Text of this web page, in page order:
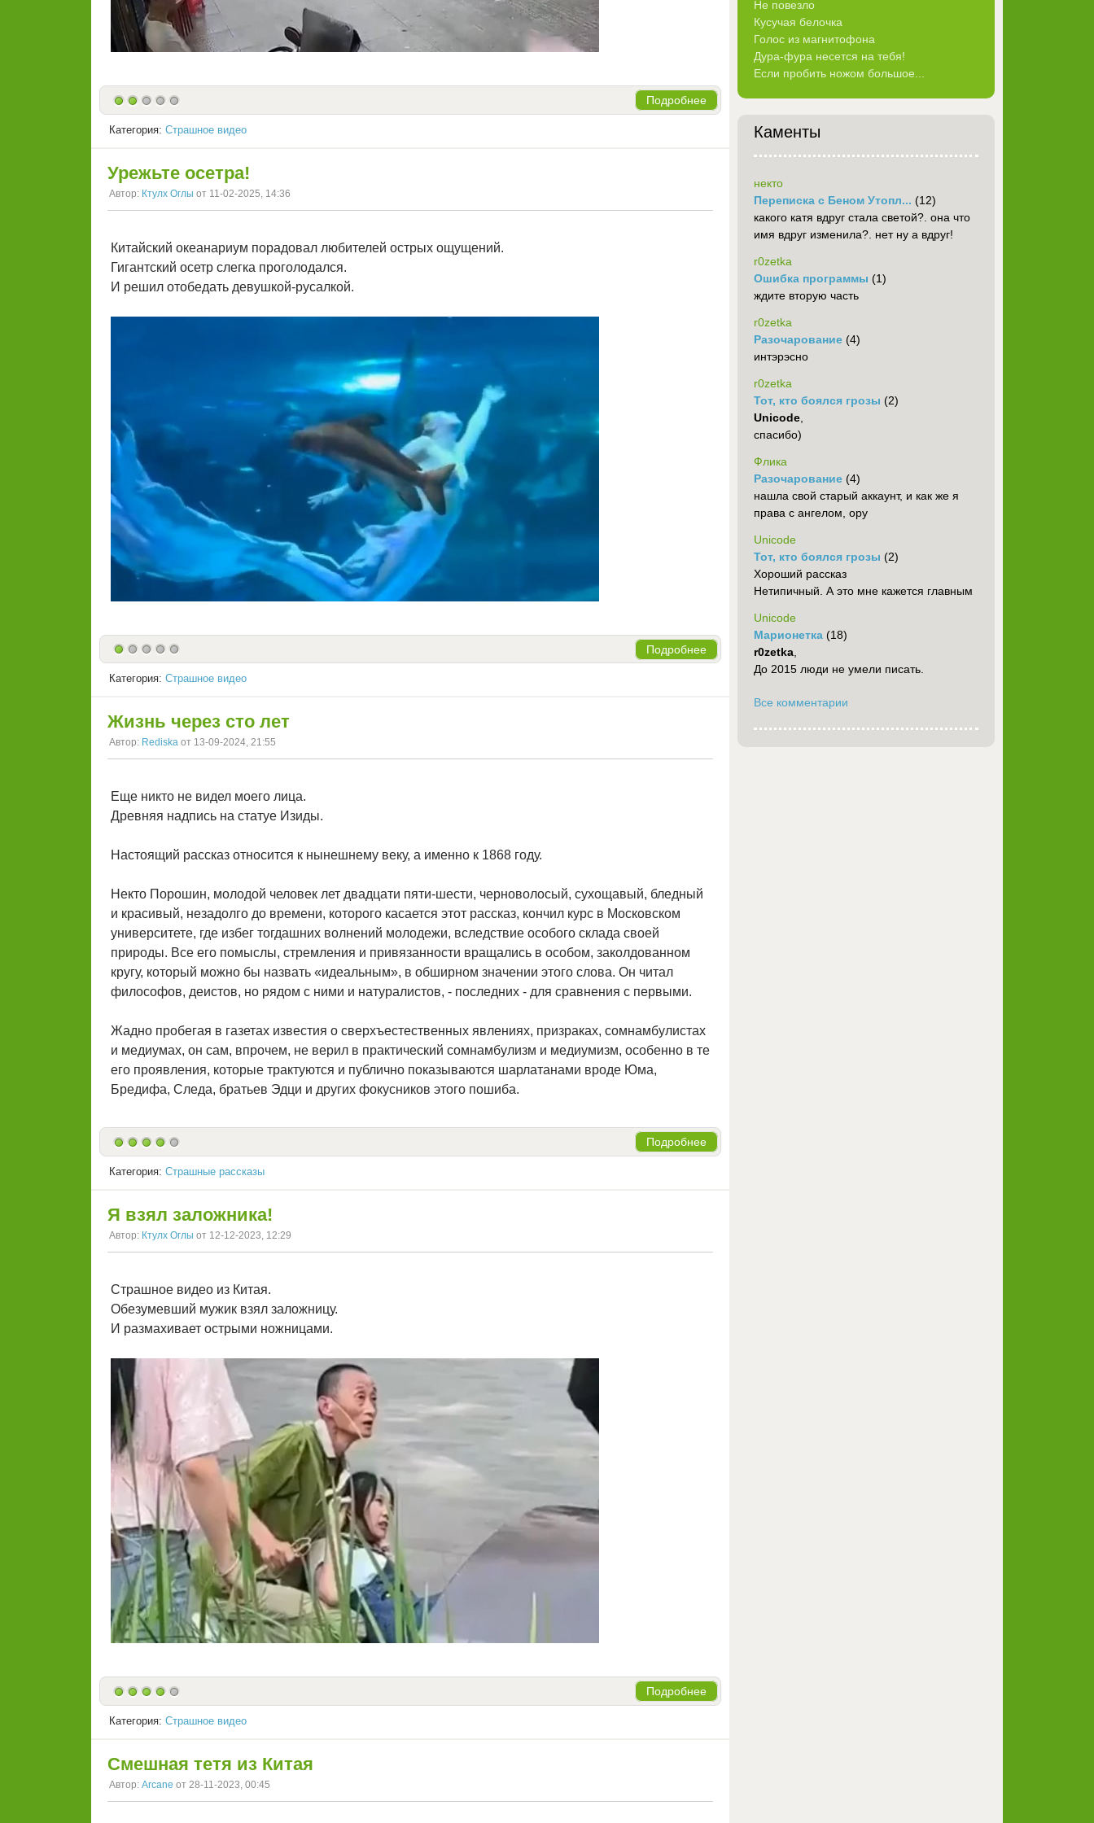
Подробнее
Категория: Страшное видео
Урежьте осетра!
Автор: Ктулх Оглы от 11-02-2025, 14:36
Китайский океанариум порадовал любителей острых ощущений.
Гигантский осетр слегка проголодался.
И решил отобедать девушкой-русалкой.
Подробнее
Категория: Страшное видео
Жизнь через сто лет
Автор: Rediska от 13-09-2024, 21:55
Еще никто не видел моего лица.
Древняя надпись на статуе Изиды.
Настоящий рассказ относится к нынешнему веку, а именно к 1868 году.
Некто Порошин, молодой человек лет двадцати пяти-шести, черноволосый, сухощавый, бледный
и красивый, незадолго до времени, которого касается этот рассказ, кончил курс в Московском
университете, где избег тогдашних волнений молодежи, вследствие особого склада своей
природы. Все его помыслы, стремления и привязанности вращались в особом, заколдованном
кругу, который можно бы назвать «идеальным», в обширном значении этого слова. Он читал
философов, деистов, но рядом с ними и натуралистов, - последних - для сравнения с первыми.
Жадно пробегая в газетах известия о сверхъестественных явлениях, призраках, сомнамбулистах
и медиумах, он сам, впрочем, не верил в практический сомнамбулизм и медиумизм, особенно в те
его проявления, которые трактуются и публично показываются шарлатанами вроде Юма,
Бредифа, Следа, братьев Эдци и других фокусников этого пошиба.
Подробнее
Категория: Страшные рассказы
Я взял заложника!
Автор: Ктулх Оглы от 12-12-2023, 12:29
Страшное видео из Китая.
Обезумевший мужик взял заложницу.
И размахивает острыми ножницами.
Подробнее
Категория: Страшное видео
Смешная тетя из Китая
Автор: Arcane от 28-11-2023, 00:45
Не повезло
Кусучая белочка
Голос из магнитофона
Дура-фура несется на тебя!
Если пробить ножом большое...
Каменты
некто
Переписка с Беном Утопл... (12)
какого катя вдруг стала светой?. она что
имя вдруг изменила?. нет ну а вдруг!
r0zetka
Ошибка программы (1)
ждите вторую часть
r0zetka
Разочарование (4)
интэрэсно
r0zetka
Тот, кто боялся грозы (2)
Unicode
спасибо)
Флика
Разочарование (4)
нашла свой старый аккаунт, и как же я
права с ангелом, ору
Unicode
Тот, кто боялся грозы (2)
Хороший рассказ
Нетипичный. А это мне кажется главным
Unicode
Марионетка (18)
r0zetka
До 2015 люди не умели писать.
Все комментарии